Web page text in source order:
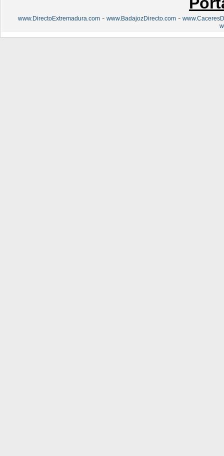
www.DirectoExtremadura.com - www.BadajozDirecto.com -